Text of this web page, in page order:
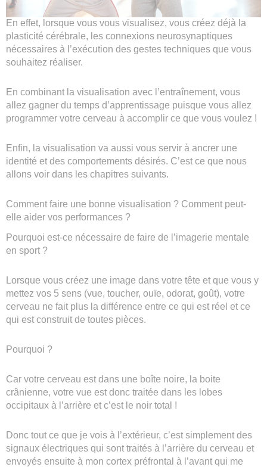
En effet, lorsque vous vous visualisez, vous créez déjà la
plasticité cérébrale, les connexions neurosynaptiques
nécessaires à l’exécution des gestes techniques que vous
souhaitez réaliser.
En combinant la visualisation avec l’entraînement, vous
allez gagner du temps d’apprentissage puisque vous allez
programmer votre cerveau à accomplir ce que vous voulez !
Enfin, la visualisation va aussi vous servir à ancrer une
identité et des comportements désirés. C’est ce que nous
allons voir dans les chapitres suivants.
Comment faire une bonne visualisation ? Comment peut-
elle aider vos performances ?
Pourquoi est-ce nécessaire de faire de l’imagerie mentale
en sport ?
Lorsque vous créez une image dans votre tête et que vous y
mettez vos 5 sens (vue, toucher, ouïe, odorat, goût), votre
cerveau ne fait plus la différence entre ce qui est réel et ce
qui est construit de toutes pièces.
Pourquoi ?
Car votre cerveau est dans une boîte noire, la boite
crânienne, votre vue est donc traitée dans les lobes
occipitaux à l’arrière et c’est le noir total !
Donc tout ce que je vois à l’extérieur, c’est simplement des
signaux électriques qui sont traités à l’arrière du cerveau et
envoyés ensuite à mon cortex préfrontal à l’avant qui me